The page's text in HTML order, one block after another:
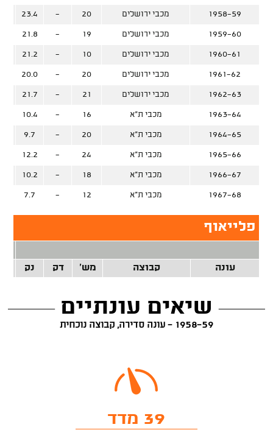
1958-59 מכבי ירושלים 20
-
23.4
1959-60 מכבי ירושלים 19
-
21.8
1960-61 מכבי ירושלים 10
-
21.2
1961-62 מכבי ירושלים 20
-
20.0
1962-63 מכבי ירושלים 21
-
21.7
1963-64 מכבי ת"א 16
-
10.4
1964-65 מכבי ת"א 20
-
9.7
1965-66 מכבי ת"א 24
-
12.2
1966-67 מכבי ת"א 18
-
10.2
1967-68 מכבי ת"א 12
-
7.7
פלייאוף
עונה
קבוצה מש' דק נק
שיאים עונתיים
1958-59 - עונה סדירה, קבוצה נוכחית
39 מדד